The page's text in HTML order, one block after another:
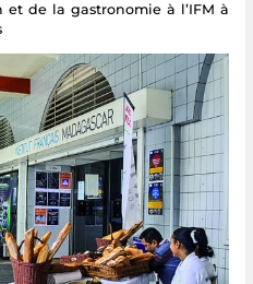
et de la gastronomie à l’IFM à